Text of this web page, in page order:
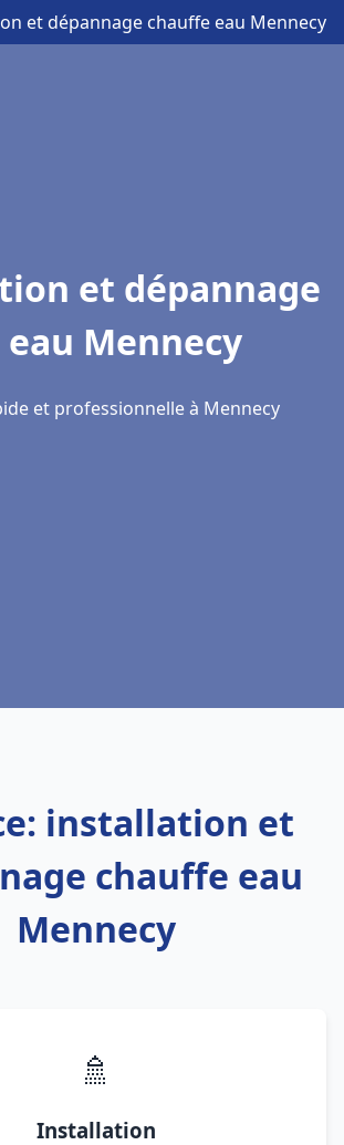
et dépannage chauffe eau Mennecy
et dépannage
Mennecy
et professionnelle à Mennecy
installation et
chauffe eau
Mennecy
🚿
Installation